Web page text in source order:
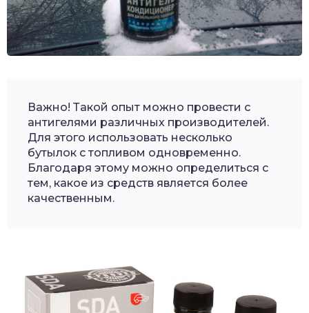
Важно! Такой опыт можно провести с
антигелями различных производителей.
Для этого использовать несколько
бутылок с топливом одновременно.
Благодаря этому можно определиться с
тем, какое из средств является более
качественным.